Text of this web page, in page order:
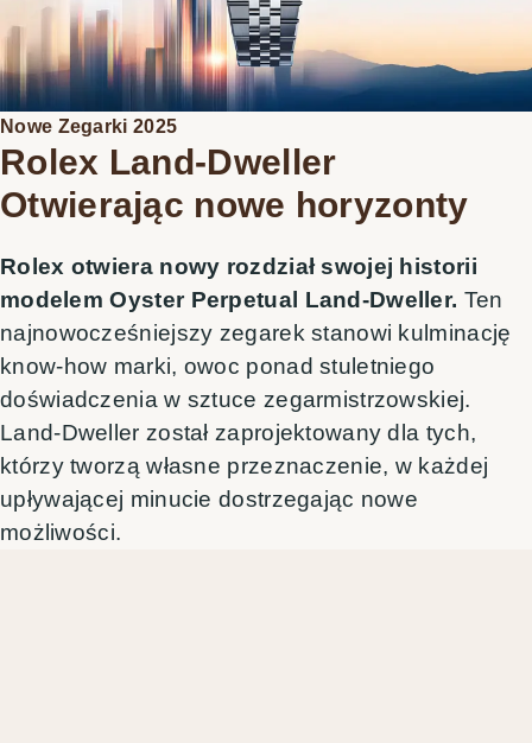
Nasza historia
Oyster Story
Kontakt
Nowe Zegarki 2025
Rolex Land-Dweller
Otwierając nowe horyzonty
Rolex otwiera nowy rozdział swojej historii
modelem Oyster Perpetual Land-Dweller. Ten
najnowocześniejszy zegarek stanowi kulminację
know-how marki, owoc ponad stuletniego
doświadczenia w sztuce zegarmistrzowskiej.
Land-Dweller został zaprojektowany dla tych,
którzy tworzą własne przeznaczenie, w każdej
upływającej minucie dostrzegając nowe
możliwości.